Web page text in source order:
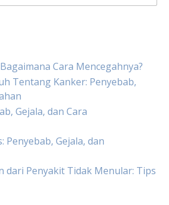
Cara Mencegahnya?
Tentang Kanker: Penyebab,
Gejala, dan Cara
Penyebab, Gejala, dan
dari Penyakit Tidak Menular: Tips